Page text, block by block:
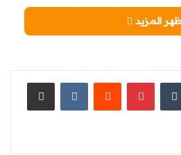
على إلقاء كلمات مؤثرة عبّرت عن
لما قدمته السيدة وفاء الزاهي من
الود والتأثر، لم تُخفِ العديد من
عبّرت عن المكانة الخاصة التي
المزيد
بينتيريست